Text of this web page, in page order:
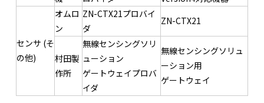
センサ (そ
の他)
オムロ
ン
ZN-CTX21プロバイ
ダ
ZN-CTX21
村田製
作所
無線センシングソリ
ューション
ゲートウェイプロバ
イダ
無線センシングソリュ
ーション用
ゲートウェイ